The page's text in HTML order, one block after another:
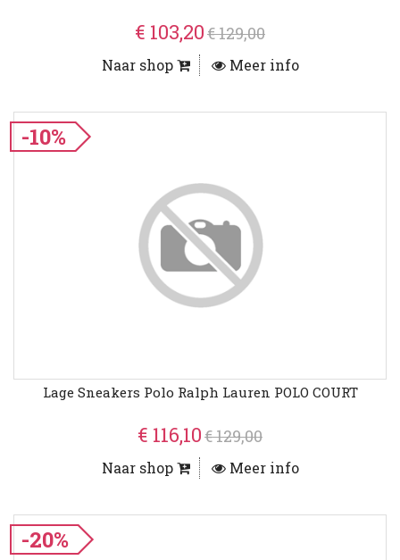
€ 103,20€ 129,00
Naar shop Meer info
-10%
Lage Sneakers Polo Ralph Lauren POLO COURT
€ 116,10€ 129,00
Naar shop Meer info
-20%